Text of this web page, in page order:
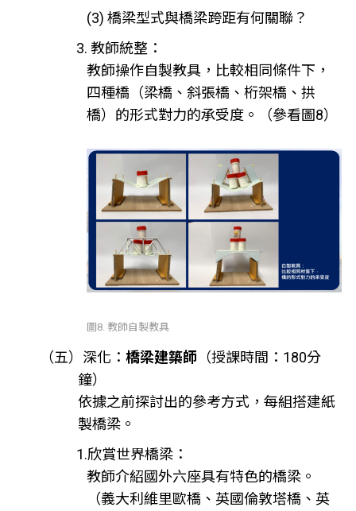
(3) 橋梁型式與橋梁跨距有何關聯？
3. 教師統整：
教師操作自製教具，比較相同條件下，
四種橋（梁橋、斜張橋、桁架橋、拱
橋）的形式對力的承受度。（參看圖8）
圖8. 教師自製教具
（五）深化： 橋梁建築師 （授課時間：180分
鐘）
依據之前探討出的參考方式，每組搭建紙
製橋梁。
1.欣賞世界橋梁：
教師介紹國外六座具有特色的橋梁。
（義大利維里歐橋、英國倫敦塔橋、英